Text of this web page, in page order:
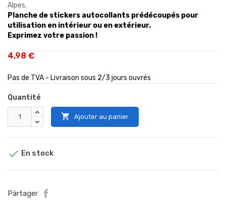
Alpes.
Planche de stickers autocollants prédécoupés pour
utilisation en intérieur ou en extérieur.
Exprimez votre passion !
4,98 €
Pas de TVA - Livraison sous 2/3 jours ouvrés
Quantité
 Ajouter au panier
 En stock
Pärtager